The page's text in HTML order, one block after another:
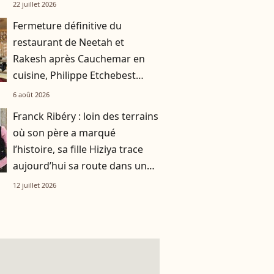
22 juillet 2026
Fermeture définitive du
restaurant de Neetah et
Rakesh après Cauchemar en
cuisine, Philippe Etchebest
pensait les avoir sauvés
6 août 2026
Franck Ribéry : loin des terrains
où son père a marqué
l’histoire, sa fille Hiziya trace
aujourd’hui sa route dans un
tout autre univers
12 juillet 2026